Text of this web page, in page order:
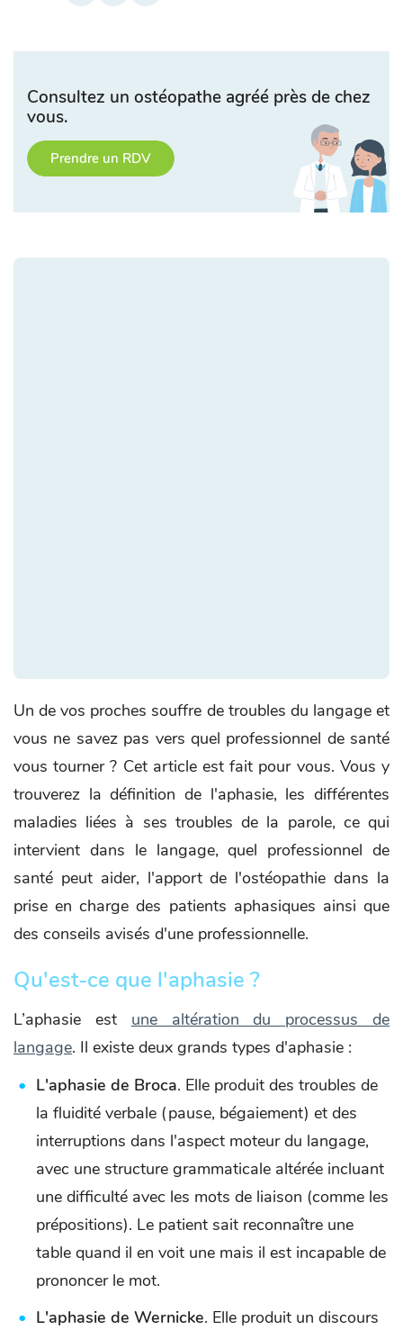
Consultez un ostéopathe agréé près de chez
vous.
Prendre un RDV
Un de vos proches souffre de troubles du langage et
vous ne savez pas vers quel professionnel de santé
vous tourner ? Cet article est fait pour vous. Vous y
trouverez la définition de l'aphasie, les différentes
maladies liées à ses troubles de la parole, ce qui
intervient dans le langage, quel professionnel de
santé peut aider, l'apport de l'ostéopathie dans la
prise en charge des patients aphasiques ainsi que
des conseils avisés d'une professionnelle.
Qu'est-ce que l'aphasie ?
L’aphasie est une altération du processus de
langage. Il existe deux grands types d'aphasie :
L'aphasie de Broca. Elle produit des troubles de
la fluidité verbale (pause, bégaiement) et des
interruptions dans l'aspect moteur du langage,
avec une structure grammaticale altérée incluant
une difficulté avec les mots de liaison (comme les
prépositions). Le patient sait reconnaître une
table quand il en voit une mais il est incapable de
prononcer le mot.
L'aphasie de Wernicke. Elle produit un discours